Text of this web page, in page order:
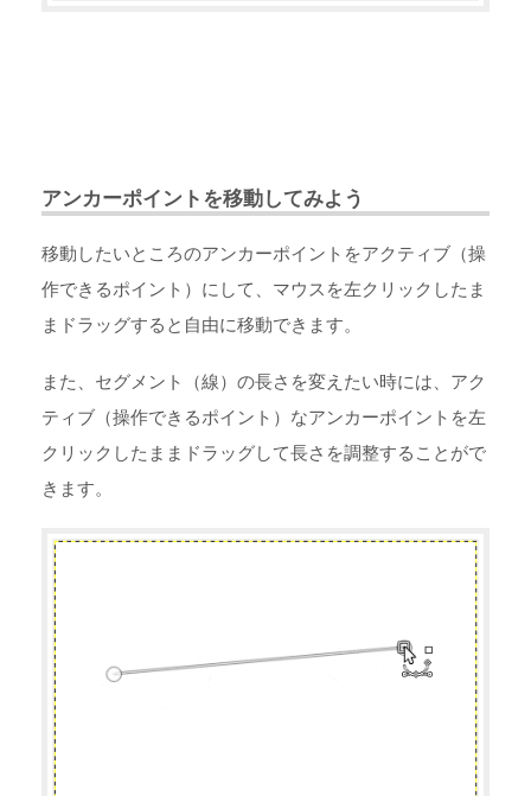
アンカーポイントを移動してみよう
移動したいところのアンカーポイントをアクティブ（操
作できるポイント）にして、マウスを左クリックしたま
まドラッグすると自由に移動できます。
また、セグメント（線）の長さを変えたい時には、アク
ティブ（操作できるポイント）なアンカーポイントを左
クリックしたままドラッグして長さを調整することがで
きます。